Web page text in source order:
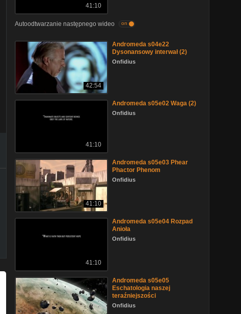
41:10
Autoodtwarzanie następnego wideo on
42:54
Andromeda s04e22
Dysonansowy interwał (2)
Onfidius
41:10
Andromeda s05e02 Waga (2)
Onfidius
41:10
Andromeda s05e03 Phear
Phactor Phenom
Onfidius
41:10
Andromeda s05e04 Rozpad
Anioła
Onfidius
Andromeda s05e05
Eschatologia naszej
teraźniejszości
Onfidius